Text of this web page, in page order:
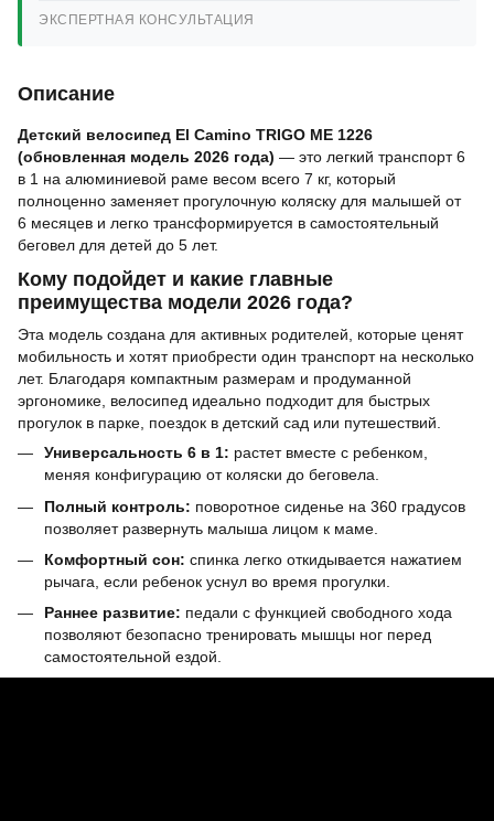
ЭКСПЕРТНАЯ КОНСУЛЬТАЦИЯ
Описание
Детский велосипед El Camino TRIGO ME 1226
(обновленная модель 2026 года) — это легкий транспорт 6
в 1 на алюминиевой раме весом всего 7 кг, который
полноценно заменяет прогулочную коляску для малышей от
6 месяцев и легко трансформируется в самостоятельный
беговел для детей до 5 лет.
Кому подойдет и какие главные
преимущества модели 2026 года?
Эта модель создана для активных родителей, которые ценят
мобильность и хотят приобрести один транспорт на несколько
лет. Благодаря компактным размерам и продуманной
эргономике, велосипед идеально подходит для быстрых
прогулок в парке, поездок в детский сад или путешествий.
Универсальность 6 в 1: растет вместе с ребенком,
меняя конфигурацию от коляски до беговела.
Полный контроль: поворотное сиденье на 360 градусов
позволяет развернуть малыша лицом к маме.
Комфортный сон: спинка легко откидывается нажатием
рычага, если ребенок уснул во время прогулки.
Раннее развитие: педали с функцией свободного хода
позволяют безопасно тренировать мышцы ног перед
самостоятельной ездой.